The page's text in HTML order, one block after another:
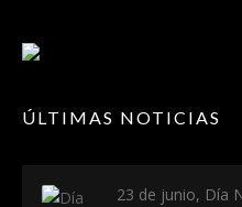
ÚLTIMAS NOTICIAS
23 de junio, Día